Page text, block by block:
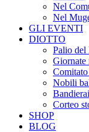
Nel
Nel
GLI EVENTI
DIOTTO
Palio del
Giornate
Nobili
Corteo
SHOP
BLOG